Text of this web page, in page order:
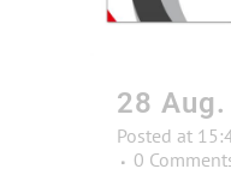
28 Aug.
Posted at
0